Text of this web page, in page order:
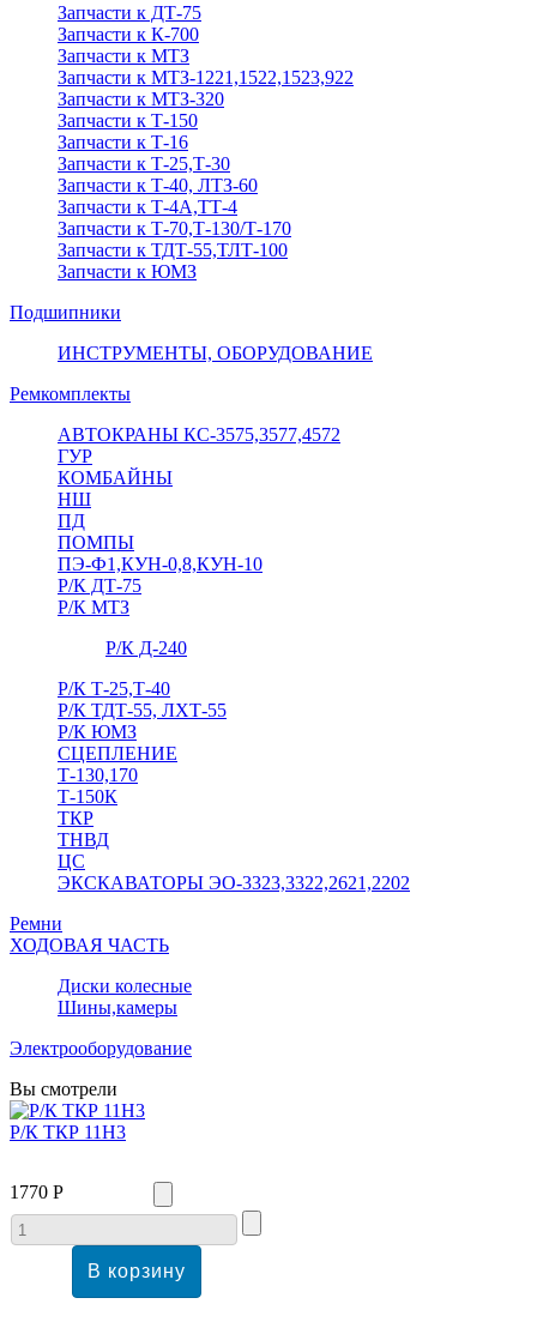
Запчасти к ДТ-75
Запчасти к К-700
Запчасти к МТЗ
Запчасти к МТЗ-1221,1522,1523,922
Запчасти к МТЗ-320
Запчасти к Т-150
Запчасти к Т-16
Запчасти к Т-25,Т-30
Запчасти к Т-40, ЛТЗ-60
Запчасти к Т-4А,ТТ-4
Запчасти к Т-70,Т-130/Т-170
Запчасти к ТДТ-55,ТЛТ-100
Запчасти к ЮМЗ
Подшипники
ИНСТРУМЕНТЫ, ОБОРУДОВАНИЕ
Ремкомплекты
АВТОКРАНЫ КС-3575,3577,4572
ГУР
КОМБАЙНЫ
НШ
ПД
ПОМПЫ
ПЭ-Ф1,КУН-0,8,КУН-10
Р/К ДТ-75
Р/К МТЗ
Р/К Д-240
Р/К Т-25,Т-40
Р/К ТДТ-55, ЛХТ-55
Р/К ЮМЗ
СЦЕПЛЕНИЕ
Т-130,170
Т-150К
ТКР
ТНВД
ЦС
ЭКСКАВАТОРЫ ЭО-3323,3322,2621,2202
Ремни
ХОДОВАЯ ЧАСТЬ
Диски колесные
Шины,камеры
Электрооборудование
Вы смотрели
Р/К ТКР 11Н3
1770 Р